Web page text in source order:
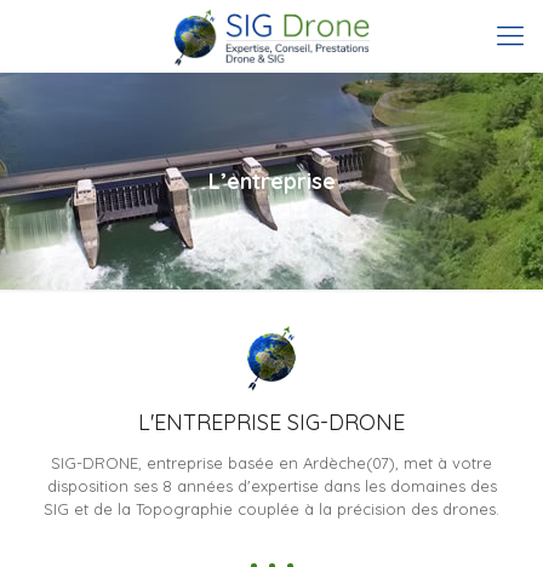
L’entreprise
L'ENTREPRISE SIG-DRONE
SIG-DRONE, entreprise basée en Ardèche(07), met à votre
disposition ses 8 années d'expertise dans les domaines des
SIG et de la Topographie couplée à la précision des drones.